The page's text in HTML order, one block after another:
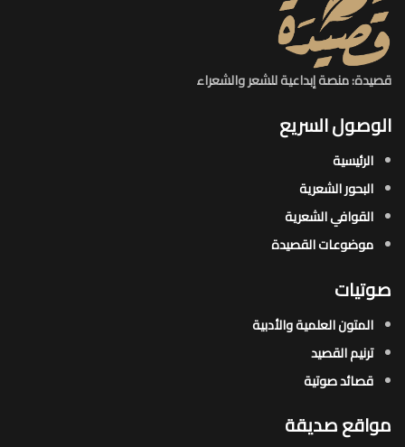
قصيدة: منصة إبداعية للشعر والشعراء
الوصول السريع
الرئيسية
البحور الشعرية​
القوافي الشعرية​
موضوعات القصيدة​
صوتيات
المتون العلمية والأدبية
ترنيم القصيد
قصائد صوتية
مواقع صديقة